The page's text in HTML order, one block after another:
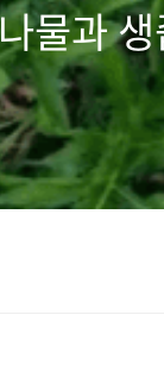
물과